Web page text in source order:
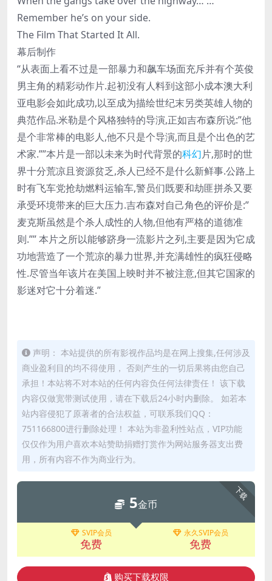
Remember he’s on your side.
The Film That Started It All.
幕后制作
“从表面上看不过是一部暴力和飙车场面充斥并有个英俊
男主角的精彩动作片.起初没有人料到这部小成本澳大利
亚电影会如此成功,以至成为描绘世纪末另类英雄人物的
典范作品.米勒是个风格独特的导演,正如吉布森所说:”他
是个非常棒的电影人,他不只是个导演,而且是个出色的艺
术家.””本片是一部以未来为时代背景的科幻片,那时的世
界十分荒凉且资源贫乏,杀人已经不是什么新鲜事.公路上
时有飞车党抢劫燃料运输车,警员们既要和劫匪拼杀又要
承受环境带来的巨大压力.吉布森对自己角色的评价是:”
麦克斯虽然是个杀人成性的人物,但他有严格的道德准
则.”” 本片之所以能够跻身一流影片之列,主要是因为它成
功地营造了一个荒凉的暴力世界,并充满雄性的疯狂侵略
性.尽管当年该片在美国上映时并不被注意,但其它国家的
影迷对它十分着迷.”
声明： 本站提供的所有影视作品均是在网上搜集,任何涉及
商业盈利目的均不得使用， 否则产生的一切后果将由您自己
承担！本站将不对本站的任何内容负任何法律责任！ 该下载
内容仅做宽带测试使用，请在下载后24小时内删除。 如若本
站内容侵犯了原著者的合法权益，可联系我们QQ：
751166800进行删除处理！ 本站为非盈利性站点，VIP功能
仅仅作为用户喜欢本站赞助捐赠打赏作为网站服务器支出费
用，所有内容不作为商业行为。
下载
5金币
SVIP会员
免费
永久SVIP会员
免费
购买下载权限